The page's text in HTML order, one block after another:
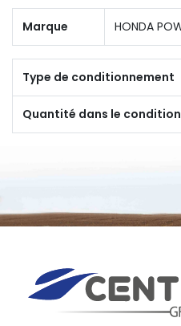
Marque HONDA
Type de conditionnement
Quantité dans le